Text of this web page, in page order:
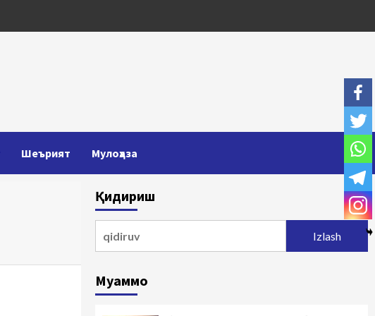
Шеърият Мулоҳаза
Қидириш
Муаммо